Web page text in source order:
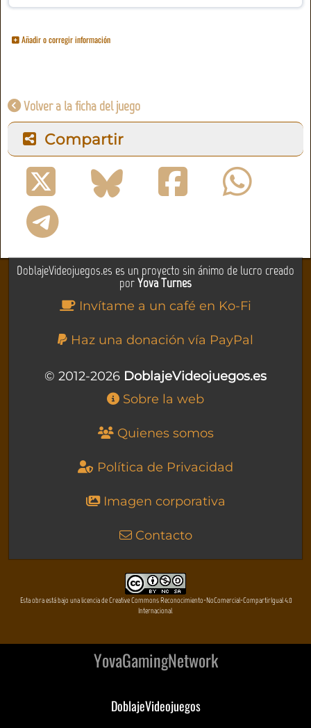
Añadir o corregir información
Volver a la ficha del juego
Compartir
DoblajeVideojuegos.es es un proyecto sin ánimo de lucro creado
porYova Turnes
Invítame a un café en Ko-Fi
Haz una donación vía PayPal
© 2012-2026 DoblajeVideojuegos.es
Sobre la web
Quienes somos
Política de Privacidad
Imagen corporativa
Contacto
Esta obra está bajo una licencia de Creative Commons Reconocimiento-NoComercial-CompartirIgual 4.0
Internacional
YovaGamingNetwork
DoblajeVideojuegos